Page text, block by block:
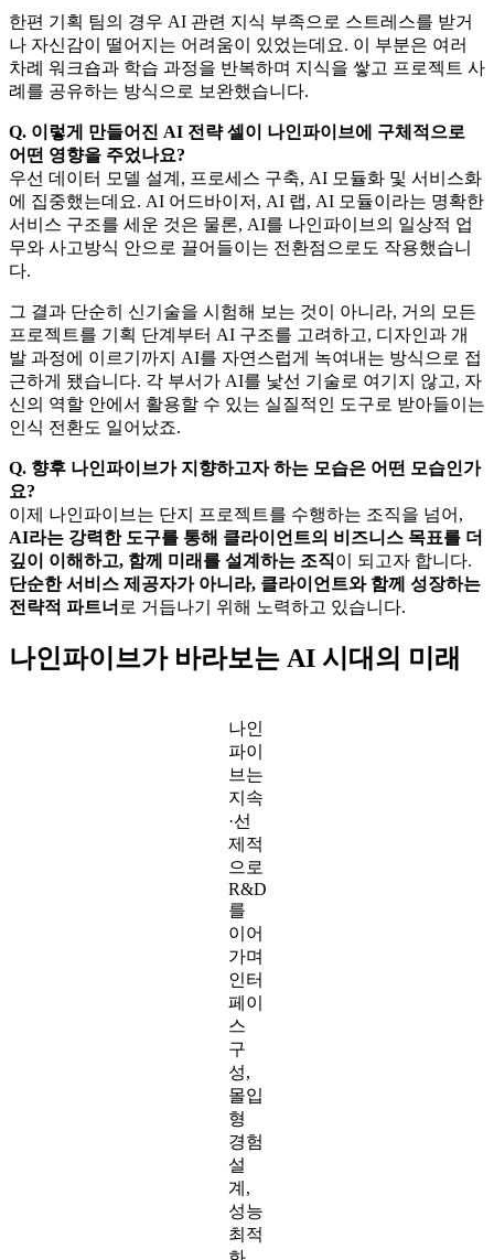
한편 기획 팀의 경우 AI 관련 지식 부족으로 스트레스를 받거
나 자신감이 떨어지는 어려움이 있었는데요. 이 부분은 여러
차례 워크숍과 학습 과정을 반복하며 지식을 쌓고 프로젝트 사
례를 공유하는 방식으로 보완했습니다.
Q. 이렇게 만들어진 AI 전략 셀이 나인파이브에 구체적으로
어떤 영향을 주었나요?
우선 데이터 모델 설계, 프로세스 구축, AI 모듈화 및 서비스화
에 집중했는데요. AI 어드바이저, AI 랩, AI 모듈이라는 명확한
서비스 구조를 세운 것은 물론, AI를 나인파이브의 일상적 업
무와 사고방식 안으로 끌어들이는 전환점으로도 작용했습니
다.
그 결과 단순히 신기술을 시험해 보는 것이 아니라, 거의 모든
프로젝트를 기획 단계부터 AI 구조를 고려하고, 디자인과 개
발 과정에 이르기까지 AI를 자연스럽게 녹여내는 방식으로 접
근하게 됐습니다. 각 부서가 AI를 낯선 기술로 여기지 않고, 자
신의 역할 안에서 활용할 수 있는 실질적인 도구로 받아들이는
인식 전환도 일어났죠.
Q. 향후 나인파이브가 지향하고자 하는 모습은 어떤 모습인가
요?
이제 나인파이브는 단지 프로젝트를 수행하는 조직을 넘어,
AI라는 강력한 도구를 통해 클라이언트의 비즈니스 목표를 더
깊이 이해하고, 함께 미래를 설계하는 조직이 되고자 합니다.
단순한 서비스 제공자가 아니라, 클라이언트와 함께 성장하는
전략적 파트너 로 거듭나기 위해 노력하고 있습니다.
나인파이브가 바라보는 AI 시대의 미래
나인
파이
브는
지속
·선
제적
으로
R&D
를
이어
가며
인터
페이
스
구
성,
몰입
형
경험
설
계,
성능
최적